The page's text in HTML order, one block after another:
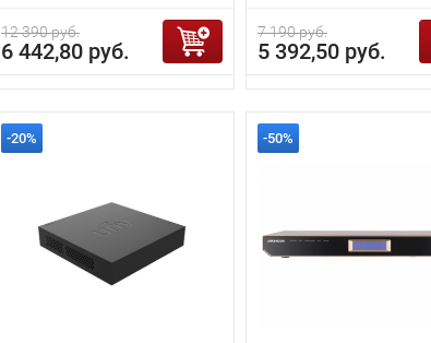
12 390 руб.
6 442,80 руб.
7 190 руб.
5 392,50 руб.
-20% -50%